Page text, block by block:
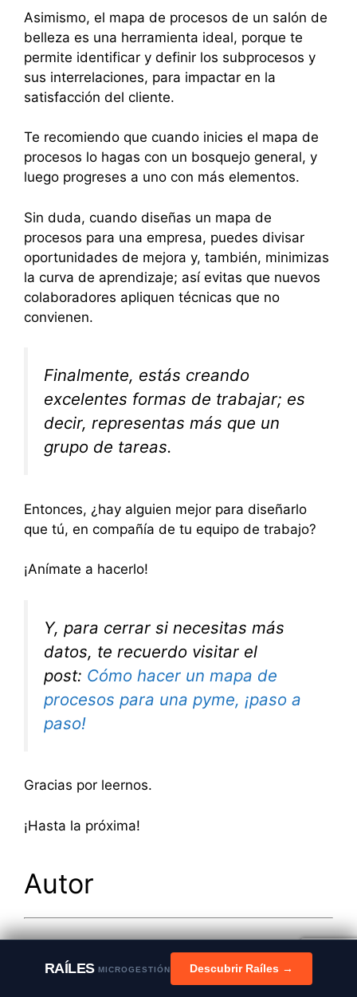
Asimismo, el mapa de procesos de un salón de
belleza es una herramienta ideal, porque te
permite identificar y definir los subprocesos y
sus interrelaciones, para impactar en la
satisfacción del cliente.
Te recomiendo que cuando inicies el mapa de
procesos lo hagas con un bosquejo general, y
luego progreses a uno con más elementos.
Sin duda, cuando diseñas un mapa de
procesos para una empresa, puedes divisar
oportunidades de mejora y, también, minimizas
la curva de aprendizaje; así evitas que nuevos
colaboradores apliquen técnicas que no
convienen.
Finalmente, estás creando
excelentes formas de trabajar; es
decir, representas más que un
grupo de tareas.
Entonces, ¿hay alguien mejor para diseñarlo
que tú, en compañía de tu equipo de trabajo?
¡Anímate a hacerlo!
Y, para cerrar si necesitas más
datos, te recuerdo visitar el
post: Cómo hacer un mapa de
procesos para una pyme, ¡paso a
paso!
Gracias por leernos.
¡Hasta la próxima!
Autor
RAÍLESMICROGESTIÓN Descubrir Raíles →